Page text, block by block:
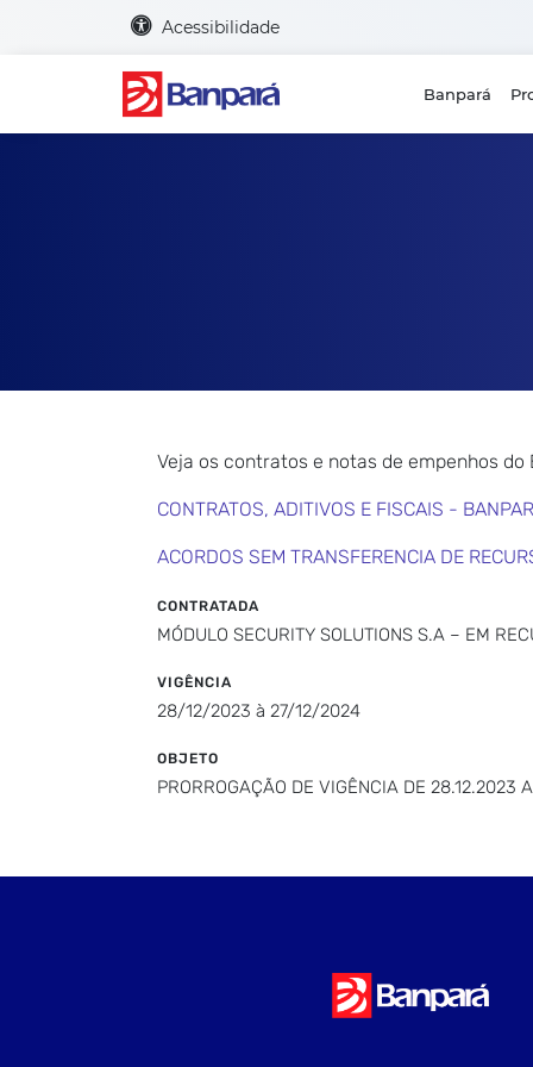
Acessibilidade
Banpará
Veja os contratos e notas de empenhos do
CONTRATOS, ADITIVOS E FISCAIS -
ACORDOS SEM TRANSFERENCIA DE
CONTRATADA
MÓDULO SECURITY SOLUTIONS S.A – EM
VIGÊNCIA
28/12/2023 à 27/12/2024
OBJETO
PRORROGAÇÃO DE VIGÊNCIA DE 28.12.2023